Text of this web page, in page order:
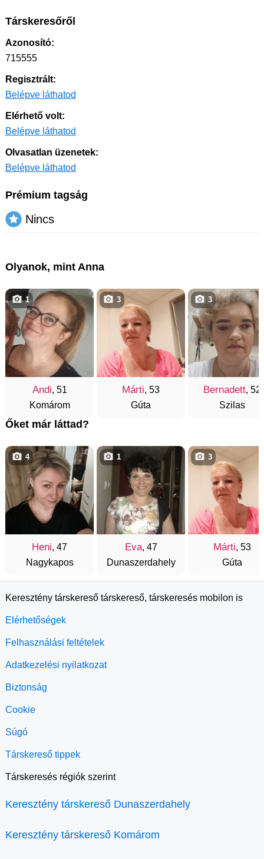
Társkeresőről
Azonosító:
715555
Regisztrált:
Belépve láthatod
Elérhető volt:
Belépve láthatod
Olvasatlan üzenetek:
Belépve láthatod
Prémium tagság
Nincs
Olyanok, mint Anna
Andi, 51
Komárom
1
Márti, 53
Gúta
3
Bernadett, 52
Szilas
3
Őket már láttad?
Heni, 47
Nagykapos
4
Eva, 47
Dunaszerdahely
1
Márti, 53
Gúta
3
Keresztény társkereső társkereső, társkeresés mobilon is
Elérhetőségek
Felhasználási feltételek
Adatkezelési nyilatkozat
Biztonság
Cookie
Súgó
Társkereső tippek
Társkeresés régiók szerint
Keresztény társkereső Dunaszerdahely
Keresztény társkereső Komárom